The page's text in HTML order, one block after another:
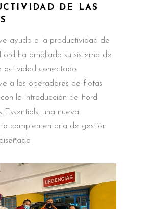
DE LAS
ayuda a la productividad de
ha ampliado su sistema de
actividad conectado
a los operadores de flotas
la introducción de Ford
Essentials, una nueva
complementaria de gestión